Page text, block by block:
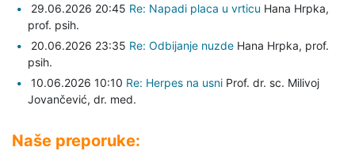
29.06.2026 20:45 Re: Napadi placa u vrticu Hana Hrpka,
prof. psih.
20.06.2026 23:35 Re: Odbijanje nuzde Hana Hrpka, prof.
psih.
10.06.2026 10:10 Re: Herpes na usni Prof. dr. sc. Milivoj
Jovančević, dr. med.
Naše preporuke: